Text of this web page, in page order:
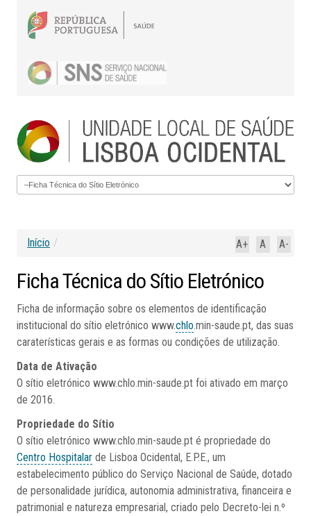
A-
A
A+
Início /
FichaTécnica do Sítio Eletrónico
Ficha de informação sobre os elementos de identificação
institucional do sítio eletrónico www.chlo .min-saude.pt, das suas
caraterísticas gerais e as formas ou condições de utilização.
Data de Ativação
O sítio eletrónico www.chlo.min-saude.pt foi ativado em março
de 2016.
Propriedade do Sítio
O sítio eletrónico www.chlo.min-saude.pt é propriedade do
Centro Hospitalar de Lisboa Ocidental, E.P.E., um
estabelecimento público do Serviço Nacional de Saúde, dotado
de personalidade jurídica, autonomia administrativa, financeira e
patrimonial e natureza empresarial, criado pelo Decreto-lei n.º